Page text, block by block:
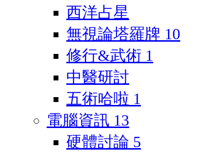
西洋占星
無視論塔羅牌 10
修行&武術 1
中醫研討
五術哈啦 1
電腦資訊 13
硬體討論 5